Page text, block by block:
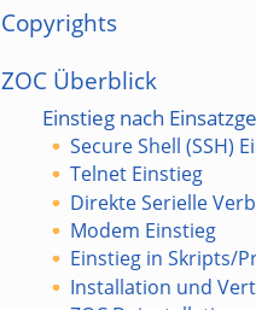
Copyrights
ZOC Überblick
Einstieg nach
Secure Shell (SSH)
Telnet Einstieg
Direkte Serielle
Modem Einstieg
Einstieg in Skripts/
Installation und